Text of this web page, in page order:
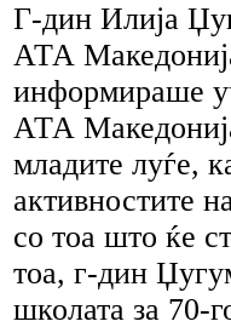
Г-дин Илија
АТА
информираше
АТА
младите луѓе,
активностите
со тоа што ќе
тоа, г-дин
школата за